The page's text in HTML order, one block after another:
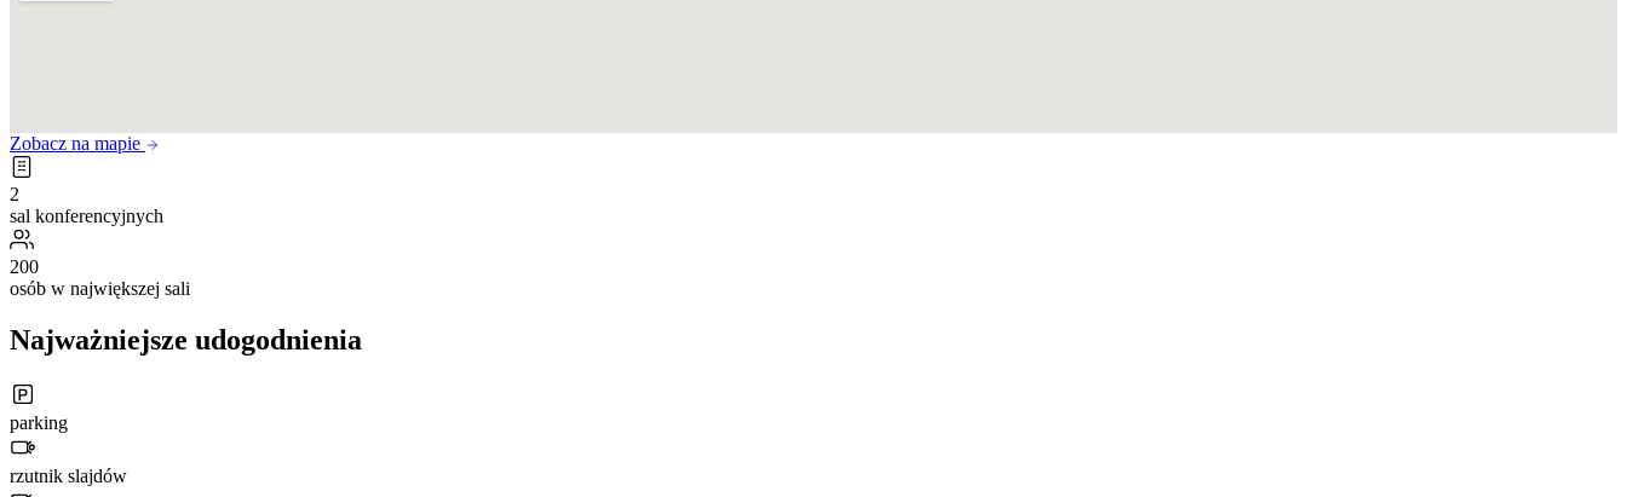
Zobacz na mapie
2
sal konferencyjnych
200
osób w największej sali
Najważniejsze udogodnienia
parking
rzutnik slajdów